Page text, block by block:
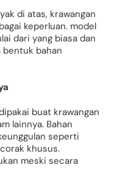
di atas, krawangan
keperluan. model
dari yang biasa dan
bentuk bahan
buat krawangan
lainnya. Bahan
seperti
khusus.
meski secara